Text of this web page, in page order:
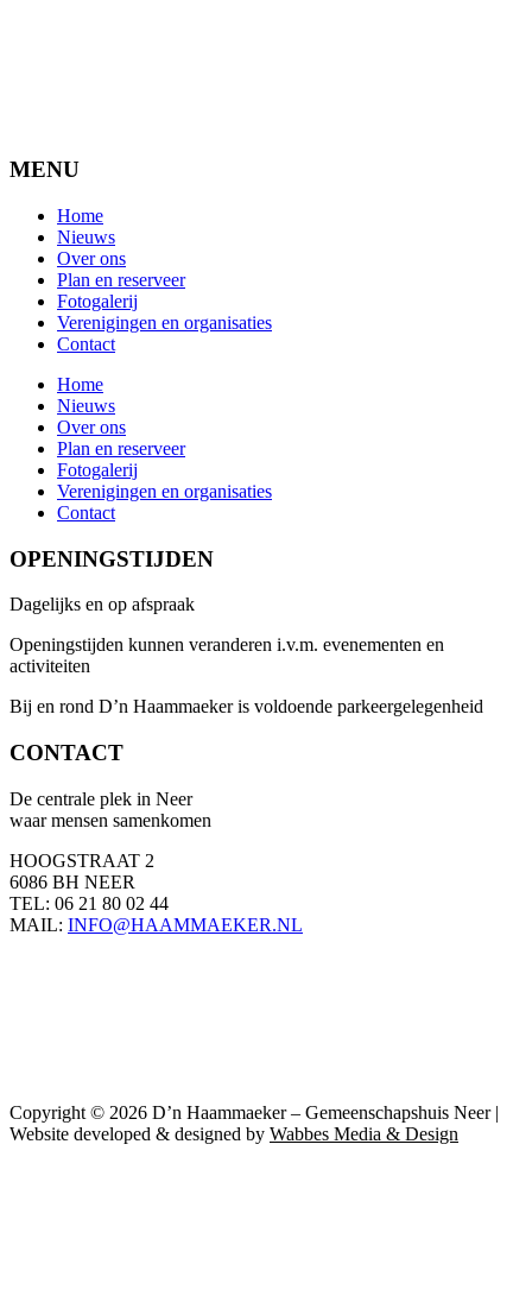
MENU
Home
Nieuws
Over ons
Plan en reserveer
Fotogalerij
Verenigingen en organisaties
Contact
Home
Nieuws
Over ons
Plan en reserveer
Fotogalerij
Verenigingen en organisaties
Contact
OPENINGSTIJDEN
Dagelijks en op afspraak
Openingstijden kunnen veranderen i.v.m. evenementen en
activiteiten
Bij en rond D’n Haammaeker is voldoende parkeergelegenheid
CONTACT
De centrale plek in Neer
waar mensen samenkomen
HOOGSTRAAT 2
6086 BH NEER
TEL: 06 21 80 02 44
MAIL: INFO@HAAMMAEKER.NL
Copyright © 2026 D’n Haammaeker – Gemeenschapshuis Neer |
Website developed & designed by Wabbes Media & Design